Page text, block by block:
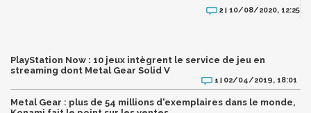
2 | 10/08/2020, 12:25
PlayStation Now : 10 jeux intègrent le service de jeu en
streaming dont Metal Gear Solid V
1 | 02/04/2019, 18:01
Metal Gear : plus de 54 millions d'exemplaires dans le monde,